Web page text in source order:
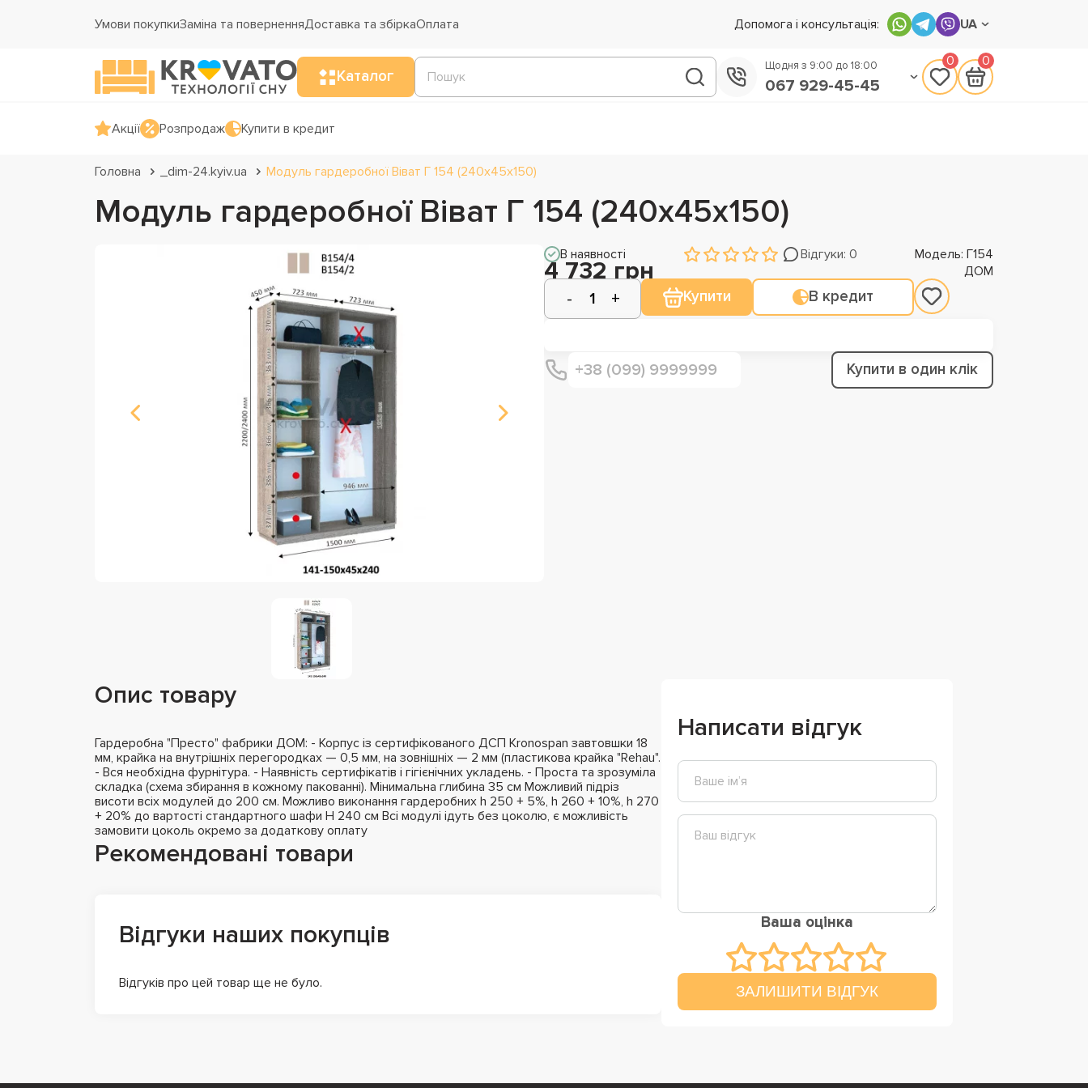
Умови покупкиЗаміна та поверненняДоставка та збіркаОплата Допомога і консультація: UA
Каталог
Щодня з 9:00 до 18:00
067 929-45-45
0 0
Акції Розпродаж Купити в кредит
Головна _dim-24.kyiv.ua Модуль гардеробної Віват Г 154 (240х45х150)
Модуль гардеробної Віват Г 154 (240х45х150)
В наявності Відгуки: 0 Модель: Г154
4 732 грн ДОМ
Купити В кредит
Купити в один клік
Опис товару
Гардеробна "Престо" фабрики ДОМ: - Корпус із сертифікованого ДСП Kronospan завтовшки 18
мм, крайка на внутрішніх перегородках — 0,5 мм, на зовнішніх — 2 мм (пластикова крайка "Rehau".
- Вся необхідна фурнітура. - Наявність сертифікатів і гігієнічних укладень. - Проста та зрозуміла
складка (схема збирання в кожному пакованні). Мінимальна глибина 35 см Можливий підріз
висоти всіх модулей до 200 см. Можливо виконання гардеробних h 250 + 5%, h 260 + 10%, h 270
+ 20% до вартості стандартного шафи H 240 см Всі модулі ідуть без цоколю, є можливість
замовити цоколь окремо за додаткову оплату
Рекомендовані товари
Відгуки наших покупців
Відгуків про цей товар ще не було.
Написати відгук
Ваша оцінка
ЗАЛИШИТИ ВІДГУК